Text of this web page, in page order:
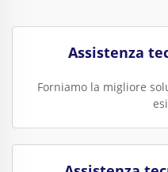
Assistenza
Forniamo la migliore